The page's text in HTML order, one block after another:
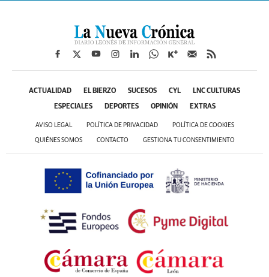
ACTUALIDAD EL BIERZO SUCESOS CYL LNC CULTURAS
ESPECIALES DEPORTES OPINIÓN EXTRAS
AVISO LEGAL POLÍTICA DE PRIVACIDAD POLÍTICA DE COOKIES
QUIÉNES SOMOS CONTACTO GESTIONA TU CONSENTIMIENTO